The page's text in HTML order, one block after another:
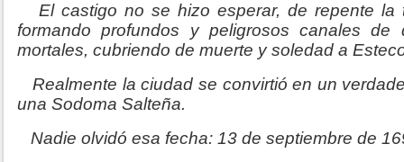
El castigo no se hizo esperar, de repente la
formando profundos y peligrosos canales de
mortales, cubriendo de muerte y soledad a
Realmente la ciudad se convirtió en un
una Sodoma Salteña.
Nadie olvidó esa fecha: 13 de septiembre de